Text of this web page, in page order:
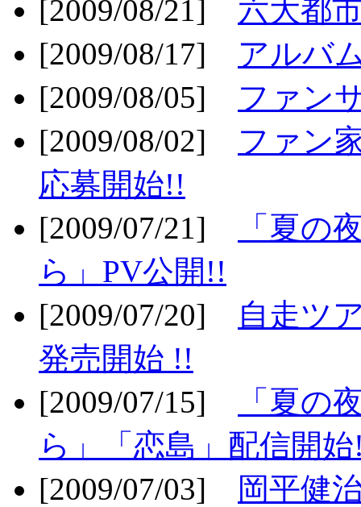
[2009/08/21] 六大都
[2009/08/17] アルバ
[2009/08/05] ファン
[2009/08/02] ファン
応募開始!!
[2009/07/21]
「夏の
ら」PV公開!!
[2009/07/20]
自走ツ
発売開始 !!
[2009/07/15]
「夏の
ら」「恋島」配信開
[2009/07/03]
岡平健